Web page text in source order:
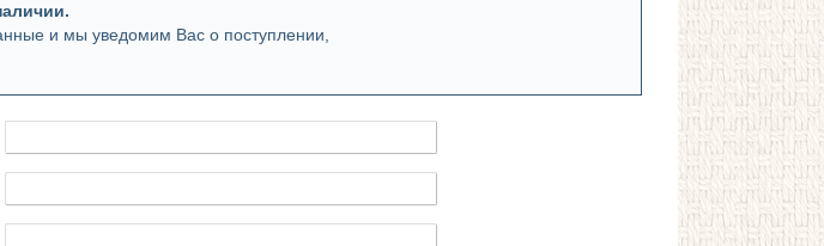
и мы уведомим Вас о поступлении,